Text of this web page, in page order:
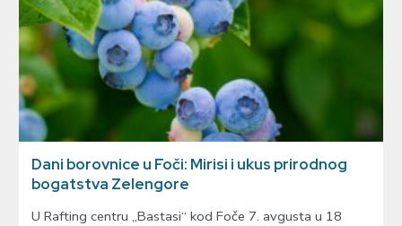
Dani borovnice u Foči: Mirisi i ukus prirodnog
bogatstva Zelengore
U Rafting centru „Bastasi“ kod Foče 7. avgusta u 18